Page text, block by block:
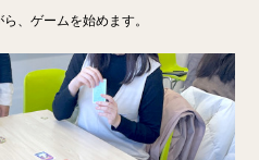
、ゲームを始めます。